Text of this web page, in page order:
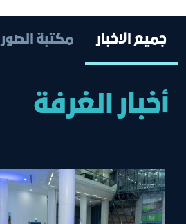
جميع الاخبار مكتبة الصور
أخبار الغرفة